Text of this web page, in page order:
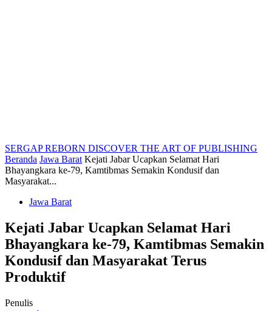
SERGAP REBORN DISCOVER THE ART OF PUBLISHING
Beranda Jawa Barat Kejati Jabar Ucapkan Selamat Hari
Bhayangkara ke-79, Kamtibmas Semakin Kondusif dan
Masyarakat...
Jawa Barat
Kejati Jabar Ucapkan Selamat Hari
Bhayangkara ke-79, Kamtibmas Semakin
Kondusif dan Masyarakat Terus
Produktif
Penulis